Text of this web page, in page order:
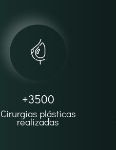
+3500
Cirurgias plásticas
realizadas